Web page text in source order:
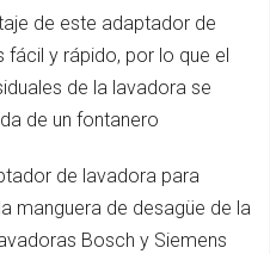
de este adaptador de
fácil y rápido, por lo que el
de la lavadora se
de un fontanero
de lavadora para
manguera de desagüe de la
Bosch y Siemens